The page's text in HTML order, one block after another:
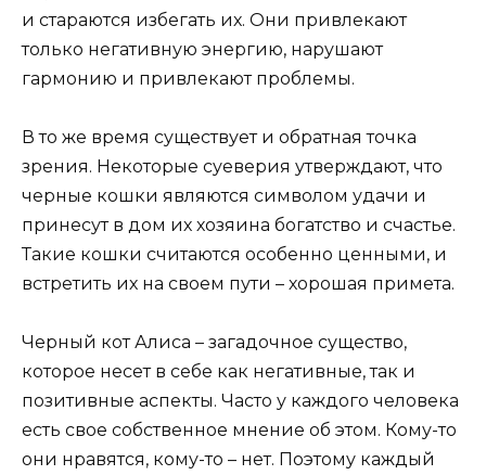
и стараются избегать их. Они привлекают
только негативную энергию, нарушают
гармонию и привлекают проблемы.
В то же время существует и обратная точка
зрения. Некоторые суеверия утверждают, что
черные кошки являются символом удачи и
принесут в дом их хозяина богатство и счастье.
Такие кошки считаются особенно ценными, и
встретить их на своем пути – хорошая примета.
Черный кот Алиса – загадочное существо,
которое несет в себе как негативные, так и
позитивные аспекты. Часто у каждого человека
есть свое собственное мнение об этом. Кому-то
они нравятся, кому-то – нет. Поэтому каждый